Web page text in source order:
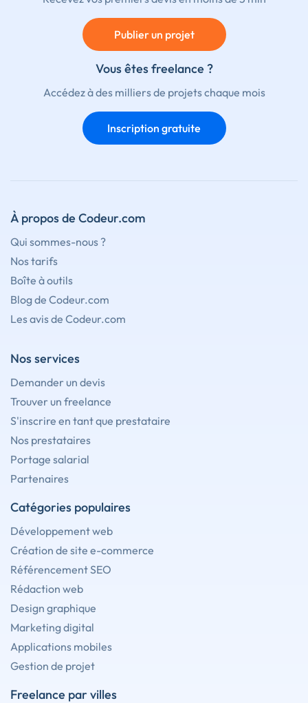
Publier un projet
Vous êtes freelance ?
Accédez à des milliers de projets chaque mois
Inscription gratuite
À propos de Codeur.com
Qui sommes-nous ?
Nos tarifs
Boîte à outils
Blog de Codeur.com
Les avis de Codeur.com
Nos services
Demander un devis
Trouver un freelance
S'inscrire en tant que prestataire
Nos prestataires
Portage salarial
Partenaires
Catégories populaires
Développement web
Création de site e-commerce
Référencement SEO
Rédaction web
Design graphique
Marketing digital
Applications mobiles
Gestion de projet
Freelance par villes